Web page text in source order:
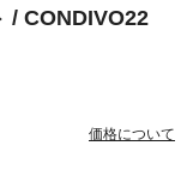
/ CONDIVO22
価格について